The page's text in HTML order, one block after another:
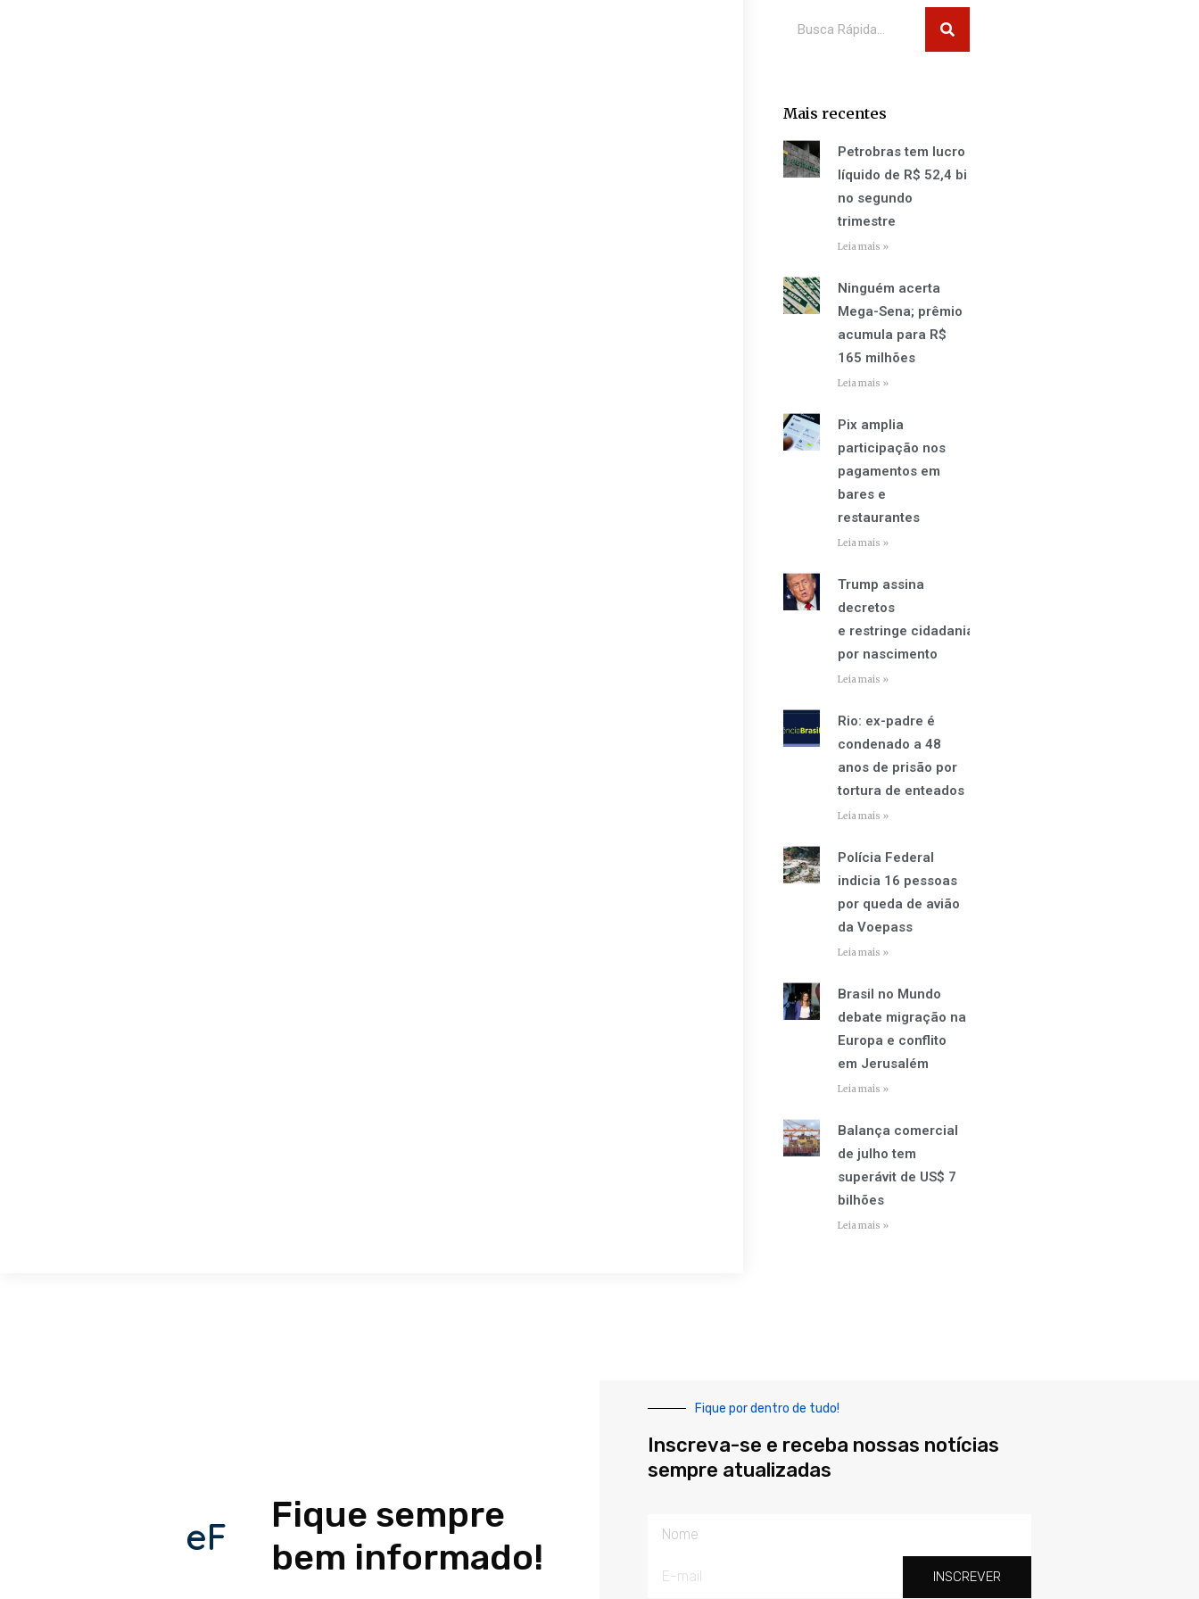
Mais recentes
Petrobras tem lucro
líquido de R$ 52,4 bi
no segundo
trimestre
Leia mais »
Ninguém acerta
Mega-Sena; prêmio
acumula para R$
165 milhões
Leia mais »
Pix amplia
participação nos
pagamentos em
bares e
restaurantes
Leia mais »
Trump assina
decretos
e restringe cidadania
por nascimento
Leia mais »
Rio: ex-padre é
condenado a 48
anos de prisão por
tortura de enteados
Leia mais »
Polícia Federal
indicia 16 pessoas
por queda de avião
da Voepass
Leia mais »
Brasil no Mundo
debate migração na
Europa e conflito
em Jerusalém
Leia mais »
Balança comercial
de julho tem
superávit de US$ 7
bilhões
Leia mais »
eF
Fique sempre
bem informado!
Fique por dentro de tudo!
Inscreva-se e receba nossas notícias
sempre atualizadas
INSCREVER